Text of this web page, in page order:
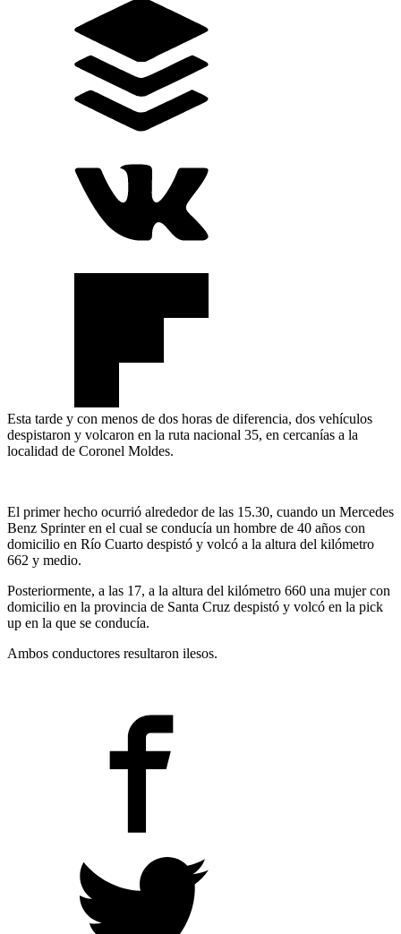
Esta tarde y con menos de dos horas de diferencia, dos vehículos
despistaron y volcaron en la ruta nacional 35, en cercanías a la
localidad de Coronel Moldes.
El primer hecho ocurrió alrededor de las 15.30, cuando un Mercedes
Benz Sprinter en el cual se conducía un hombre de 40 años con
domicilio en Río Cuarto despistó y volcó a la altura del kilómetro
662 y medio.
Posteriormente, a las 17, a la altura del kilómetro 660 una mujer con
domicilio en la provincia de Santa Cruz despistó y volcó en la pick
up en la que se conducía.
Ambos conductores resultaron ilesos.